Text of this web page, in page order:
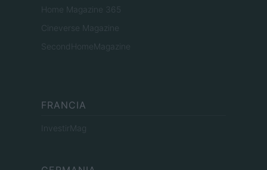
Home Magazine 365
Cineverse Magazine
SecondHomeMagazine
FRANCIA
InvestirMag